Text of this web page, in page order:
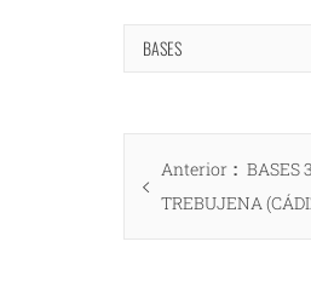
BASES
Navegación
de Anterior
Entrada
BASES
TREBUJENA